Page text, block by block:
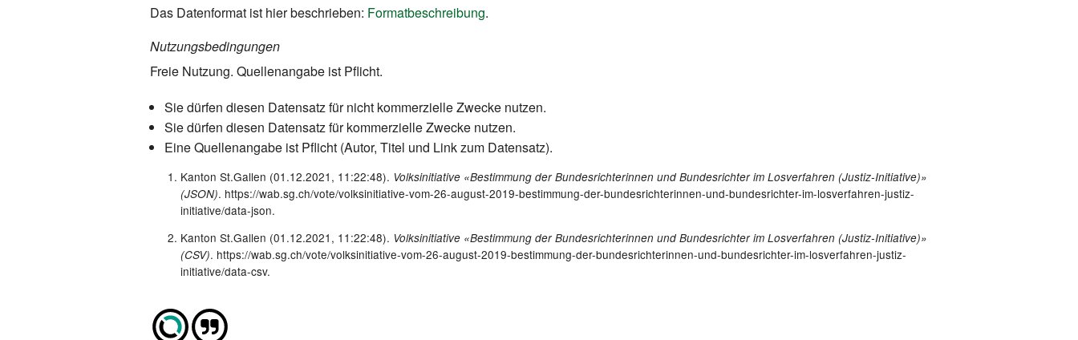
Das Datenformat ist hier beschrieben: Formatbeschreibung.
Nutzungsbedingungen
Freie Nutzung. Quellenangabe ist Pflicht.
Sie dürfen diesen Datensatz für nicht kommerzielle Zwecke nutzen.
Sie dürfen diesen Datensatz für kommerzielle Zwecke nutzen.
Eine Quellenangabe ist Pflicht (Autor, Titel und Link zum Datensatz).
Kanton St.Gallen (01.12.2021, 11:22:48). Volksinitiative «Bestimmung der Bundesrichterinnen und Bundesrichter im Losverfahren (Justiz-Initiative)»
(JSON). https://wab.sg.ch/vote/volksinitiative-vom-26-august-2019-bestimmung-der-bundesrichterinnen-und-bundesrichter-im-losverfahren-justiz-
initiative/data-json.
Kanton St.Gallen (01.12.2021, 11:22:48). Volksinitiative «Bestimmung der Bundesrichterinnen und Bundesrichter im Losverfahren (Justiz-Initiative)»
(CSV). https://wab.sg.ch/vote/volksinitiative-vom-26-august-2019-bestimmung-der-bundesrichterinnen-und-bundesrichter-im-losverfahren-justiz-
initiative/data-csv.